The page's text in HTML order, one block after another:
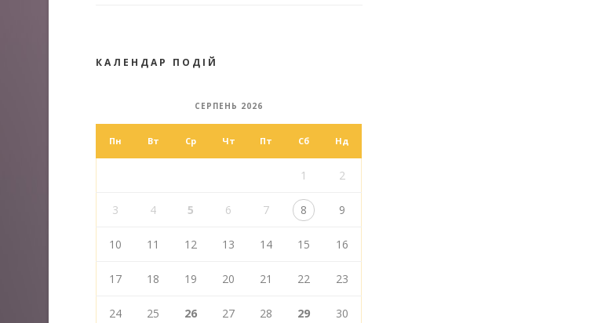
КАЛЕНДАР ПОДІЙ
СЕРПЕНЬ 2026
Пн Вт Ср Чт Пт Сб Нд
1 2
3 4 5 6 7 8 9
10 11 12 13 14 15 16
17 18 19 20 21 22 23
24 25 26 27 28 29 30